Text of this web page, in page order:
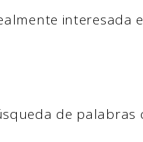
interesada
de palabras